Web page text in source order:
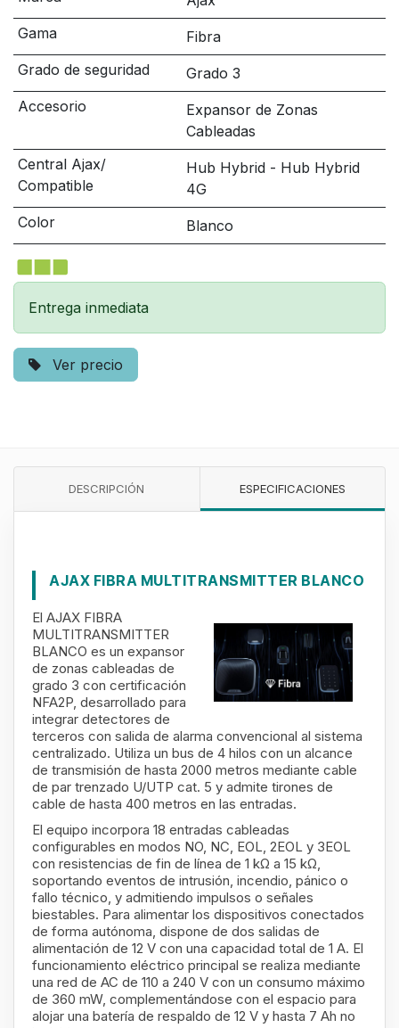
Gama
Fibra
Grado de seguridad
Grado 3
Accesorio
Expansor de Zonas
Cableadas
Central Ajax/
Compatible
Hub Hybrid - Hub Hybrid
4G
Color
Blanco
Entrega inmediata
Ver precio
DESCRIPCIÓN ESPECIFICACIONES
AJAX FIBRA MULTITRANSMITTER BLANCO
El AJAX FIBRA
MULTITRANSMITTER
BLANCO es un expansor
de zonas cableadas de
grado 3 con certificación
NFA2P, desarrollado para
integrar detectores de
terceros con salida de alarma convencional al sistema
centralizado. Utiliza un bus de 4 hilos con un alcance
de transmisión de hasta 2000 metros mediante cable
de par trenzado U/UTP cat. 5 y admite tirones de
cable de hasta 400 metros en las entradas.
El equipo incorpora 18 entradas cableadas
configurables en modos NO, NC, EOL, 2EOL y 3EOL
con resistencias de fin de línea de 1 kΩ a 15 kΩ,
soportando eventos de intrusión, incendio, pánico o
fallo técnico, y admitiendo impulsos o señales
biestables. Para alimentar los dispositivos conectados
de forma autónoma, dispone de dos salidas de
alimentación de 12 V con una capacidad total de 1 A. El
funcionamiento eléctrico principal se realiza mediante
una red de AC de 110 a 240 V con un consumo máximo
de 360 mW, complementándose con el espacio para
alojar una batería de respaldo de 12 V y hasta 7 Ah no